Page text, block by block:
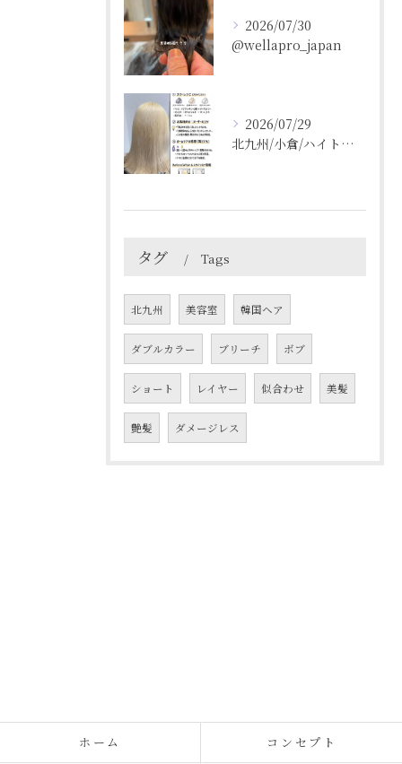
2026/07/30
@wellapro_japan
2026/07/29
北九州/小倉/ハイトーン/ケアブリーチ/ブリーチカラー
タグ Tags
北九州 美容室 韓国ヘア
ダブルカラー ブリーチ ボブ
ショート レイヤー 似合わせ 美髪
艶髪 ダメージレス
ホーム コンセプト